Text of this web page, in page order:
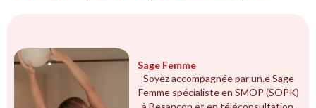
Sage Femme
Soyez accompagnée par un.e Sage
Femme spécialiste en SMOP (SOPK)